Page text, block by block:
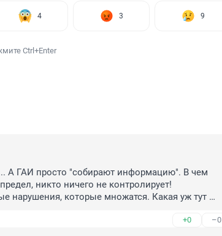
4 3 9
Ctrl+Enter
А ГАИ просто "собирают информацию". В чем
никто ничего не контролирует!
нарушения, которые множатся. Какая уж тут
аварийности на дорогах?! Кто нибудь отвечает
ГАИ?!
+0 –0